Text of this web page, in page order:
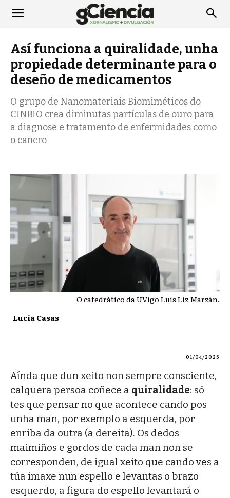
Así funciona a quiralidade, unha
propiedade determinante para o
deseño de medicamentos
O grupo de Nanomateriais Biomiméticos do
CINBIO crea diminutas partículas de ouro para
a diagnose e tratamento de enfermidades como
o cancro
O catedrático da UVigo Luis Liz Marzán.
Lucía Casas
01/04/2025
Aínda que dun xeito non sempre consciente,
calquera persoa coñece a quiralidade: só
tes que pensar no que acontece cando pos
unha man, por exemplo a esquerda, por
enriba da outra (a dereita). Os dedos
maimiños e gordos de cada man non se
corresponden, de igual xeito que cando ves a
túa imaxe nun espello e levantas o brazo
esquerdo, a figura do espello levantará o